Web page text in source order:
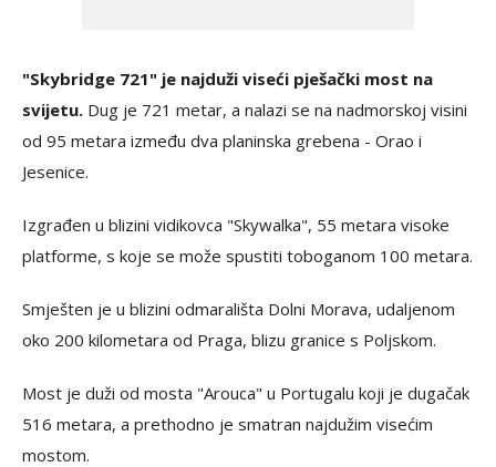
"Skybridge 721" je najduži viseći pješački most na
svijetu. Dug je 721 metar, a nalazi se na nadmorskoj visini
od 95 metara između dva planinska grebena - Orao i
Jesenice.
Izgrađen u blizini vidikovca "Skywalka", 55 metara visoke
platforme, s koje se može spustiti toboganom 100 metara.
Smješten je u blizini odmarališta Dolni Morava, udaljenom
oko 200 kilometara od Praga, blizu granice s Poljskom.
Most je duži od mosta "Arouca" u Portugalu koji je dugačak
516 metara, a prethodno je smatran najdužim visećim
mostom.